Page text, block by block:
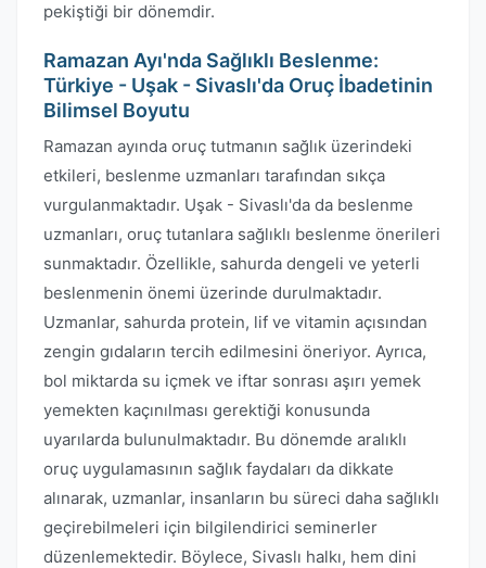
pekiştiği bir dönemdir.
Ramazan Ayı'nda Sağlıklı Beslenme:
Türkiye - Uşak - Sivaslı'da Oruç İbadetinin
Bilimsel Boyutu
Ramazan ayında oruç tutmanın sağlık üzerindeki
etkileri, beslenme uzmanları tarafından sıkça
vurgulanmaktadır. Uşak - Sivaslı'da da beslenme
uzmanları, oruç tutanlara sağlıklı beslenme önerileri
sunmaktadır. Özellikle, sahurda dengeli ve yeterli
beslenmenin önemi üzerinde durulmaktadır.
Uzmanlar, sahurda protein, lif ve vitamin açısından
zengin gıdaların tercih edilmesini öneriyor. Ayrıca,
bol miktarda su içmek ve iftar sonrası aşırı yemek
yemekten kaçınılması gerektiği konusunda
uyarılarda bulunulmaktadır. Bu dönemde aralıklı
oruç uygulamasının sağlık faydaları da dikkate
alınarak, uzmanlar, insanların bu süreci daha sağlıklı
geçirebilmeleri için bilgilendirici seminerler
düzenlemektedir. Böylece, Sivaslı halkı, hem dini